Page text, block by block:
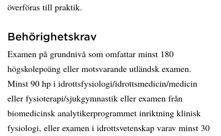
överföras till praktik.
Behörighetskrav
Examen på grundnivå som omfattar minst 180
högskolepoäng eller motsvarande utländsk examen.
Minst 90 hp i idrottsfysiologi/idrottsmedicin/medicin
eller fysioterapi/sjukgymnastik eller examen från
biomedicinsk analytikerprogrammet inriktning klinisk
fysiologi, eller examen i idrottsvetenskap varav minst 30